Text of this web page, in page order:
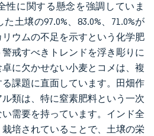
性に関する懸念を強調していま
土壌の97.0%、83.0%、71.0%が
ウムの不足を示すという化学肥
戒すべきトレンドを浮き彫りに
に欠かせない小麦とコメは、複
課題に直面しています。田畑作
類は、特に窒素肥料という一次
需要を持っています。インド全
培されていることで、土壌の栄